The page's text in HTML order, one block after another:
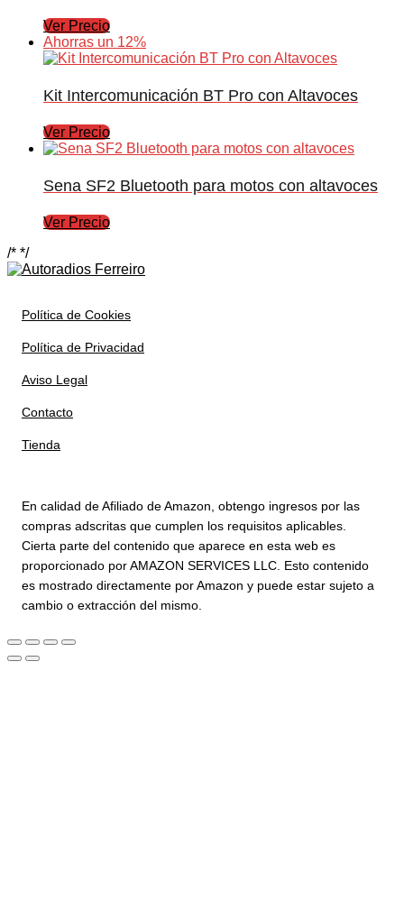
Ver Precio
Ahorras un 12%
Kit Intercomunicación BT Pro con Altavoces
Ver Precio
Sena SF2 Bluetooth para motos con altavoces
Ver Precio
/* */
Política de Cookies
Política de Privacidad
Aviso Legal
Contacto
Tienda
En calidad de Afiliado de Amazon, obtengo ingresos por las
compras adscritas que cumplen los requisitos aplicables.
Cierta parte del contenido que aparece en esta web es
proporcionado por AMAZON SERVICES LLC. Esto contenido
es mostrado directamente por Amazon y puede estar sujeto a
cambio o extracción del mismo.